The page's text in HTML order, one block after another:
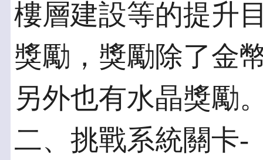
樓層建設等的提升
獎勵，獎勵除了金
另外也有水晶獎勵
二、挑戰系統關卡-